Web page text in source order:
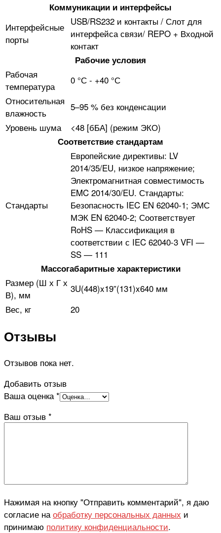
Коммуникации и интерфейсы
Интерфейсные
порты
USB/RS232 и контакты / Слот для
интерфейса связи/ REPO + Входной
контакт
Рабочие условия
Рабочая
температура
0 °С - +40 °С
Относительная
влажность
5–95 % без конденсации
Уровень шума
<48 [бБА] (режим ЭКО)
Соответствие стандартам
Стандарты
Европейские директивы: LV
2014/35/EU, низкое напряжение;
Электромагнитная совместимость
EMC 2014/30/EU. Стандарты:
Безопасность IEC EN 62040-1; ЭМС
МЭК EN 62040-2; Соответствует
RoHS — Классификация в
соответствии с IEC 62040-3 VFI —
SS — 111
Массогабаритные характеристики
Размер (Ш х Г х
В), мм
3U(448)x19”(131)x640 мм
Вес, кг
20
Отзывы
Отзывов пока нет.
Добавить отзыв
Ваша оценка *
Ваш отзыв *
Нажимая на кнопку "Отправить комментарий", я даю
согласие на обработку персональных данных и
принимаю политику конфиденциальности.